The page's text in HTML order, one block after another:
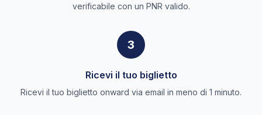
verificabile con un PNR valido.
3
Ricevi il tuo biglietto
Ricevi il tuo biglietto onward via email in meno di 1 minuto.